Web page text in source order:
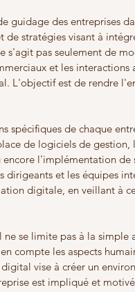
guidage des entreprises
de stratégies visant à
s'agit pas seulement de
et les interactions
L'objectif est de rendre
spécifiques de chaque
de logiciels de
l'implémentation de
et les équipes
digitale, en veillant à
se limite pas à la simple
compte les aspects
vise à créer un
est impliqué et